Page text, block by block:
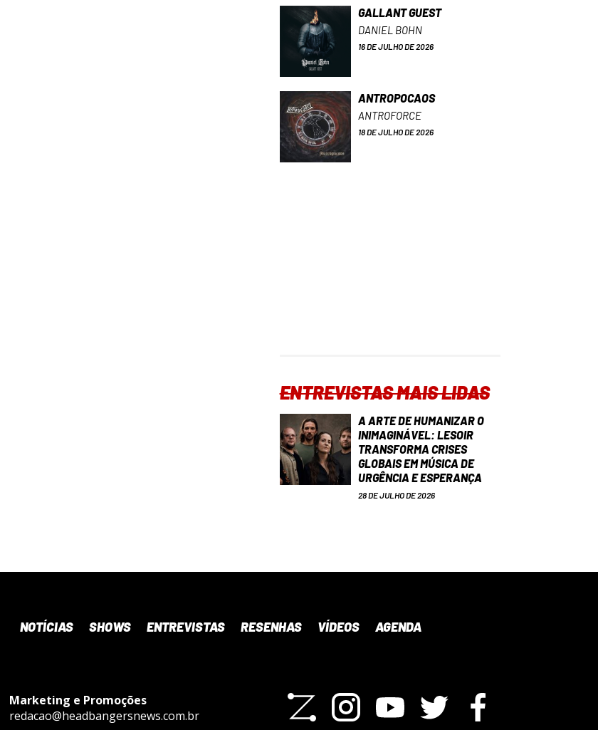
GALLANT GUEST
DANIEL BOHN
16 DE JULHO DE 2026
ANTROPOCAOS
ANTROFORCE
18 DE JULHO DE 2026
ENTREVISTAS MAIS LIDAS
A ARTE DE HUMANIZAR O
INIMAGINÁVEL: LESOIR
TRANSFORMA CRISES
GLOBAIS EM MÚSICA DE
URGÊNCIA E ESPERANÇA
28 DE JULHO DE 2026
NOTÍCIAS SHOWS ENTREVISTAS RESENHAS VÍDEOS AGENDA
Marketing e Promoções
redacao@headbangersnews.com.br